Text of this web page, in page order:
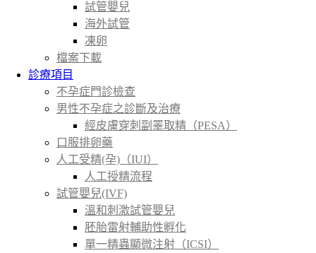
試管嬰兒
海外試管
凍卵
檔案下載
診療項目
不孕症門診檢查
男性不孕症之診斷及治療
經皮膚穿刺副睪取精（PESA）
口服排卵藥
人工受精(孕)（IUI）
人工授精流程
試管嬰兒(IVF)
溫和刺激試管嬰兒
胚胎雷射輔助性孵化
單一精蟲顯微注射（ICSI）